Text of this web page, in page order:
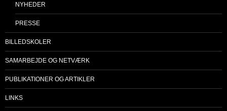
NYHEDER
PRESSE
BILLEDSKOLER
SAMARBEJDE OG NETVÆRK
PUBLIKATIONER OG ARTIKLER
LINKS